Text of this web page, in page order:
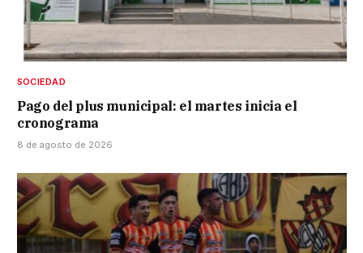
SOCIEDAD
Pago del plus municipal: el martes inicia el
cronograma
8 de agosto de 2026